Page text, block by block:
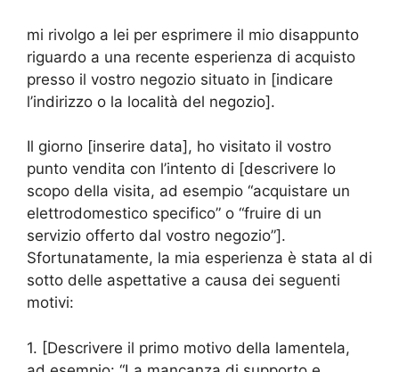
mi rivolgo a lei per esprimere il mio disappunto
riguardo a una recente esperienza di acquisto
presso il vostro negozio situato in [indicare
l’indirizzo o la località del negozio].
Il giorno [inserire data], ho visitato il vostro
punto vendita con l’intento di [descrivere lo
scopo della visita, ad esempio “acquistare un
elettrodomestico specifico” o “fruire di un
servizio offerto dal vostro negozio”].
Sfortunatamente, la mia esperienza è stata al di
sotto delle aspettative a causa dei seguenti
motivi:
1. [Descrivere il primo motivo della lamentela,